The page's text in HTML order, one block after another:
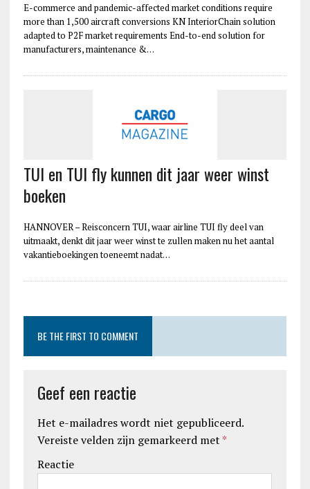
E-commerce and pandemic-affected market conditions require
more than 1,500 aircraft conversions KN InteriorChain solution
adapted to P2F market requirements End-to-end solution for
manufacturers, maintenance &…
TUI en TUI fly kunnen dit jaar weer winst
boeken
HANNOVER – Reisconcern TUI, waar airline TUI fly deel van
uitmaakt, denkt dit jaar weer winst te zullen maken nu het aantal
vakantieboekingen toeneemt nadat…
BE THE FIRST TO COMMENT
Geef een reactie
Het e-mailadres wordt niet gepubliceerd.
Vereiste velden zijn gemarkeerd met *
Reactie